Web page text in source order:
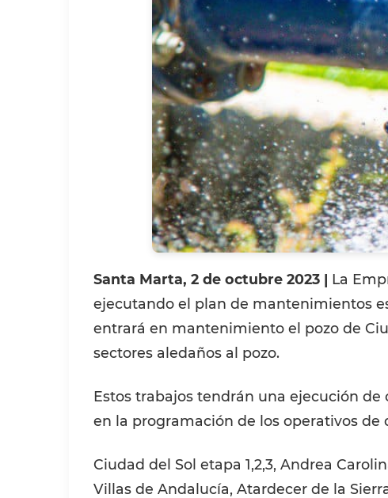
Santa Marta, 2 de octubre 2023 | La
ejecutando el plan de mantenimientos
entrará en mantenimiento el pozo de
sectores aledaños al pozo.
Estos trabajos tendrán una ejecución
en la programación de los operativos de
Ciudad del Sol etapa 1,2,3, Andrea
Villas de Andalucía, Atardecer de la